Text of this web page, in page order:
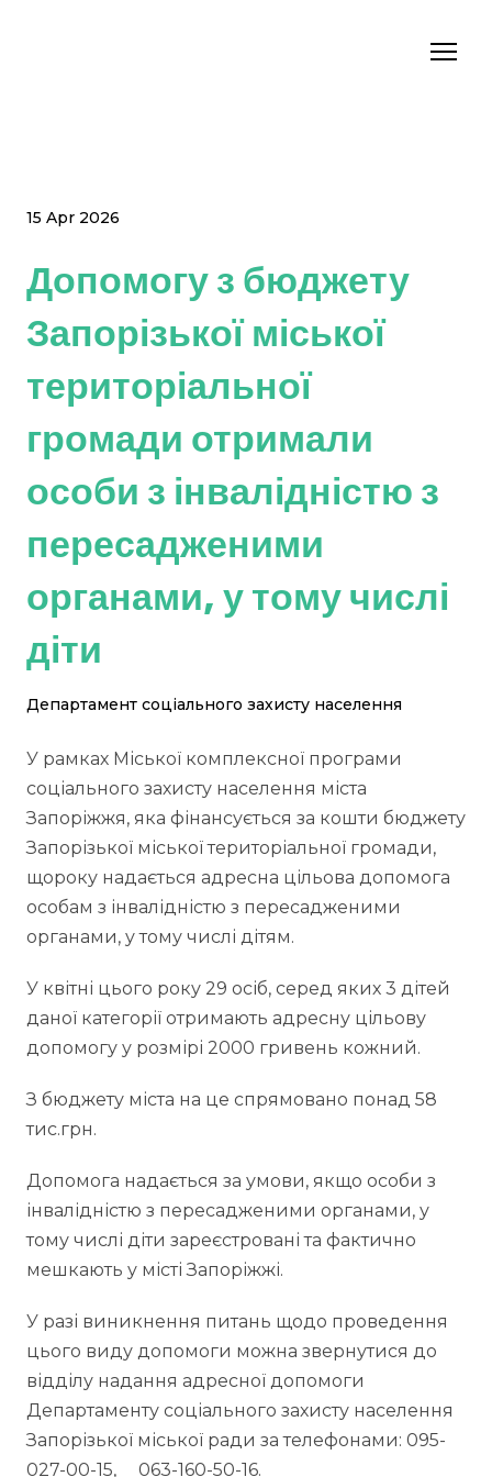
15 Apr 2026
Допомогу з бюджету
Запорізької міської
територіальної
громади отримали
особи з інвалідністю з
пересадженими
органами, у тому числі
діти
Департамент соціального захисту населення
У рамках Міської комплексної програми
соціального захисту населення міста
Запоріжжя, яка фінансується за кошти бюджету
Запорізької міської територіальної громади,
щороку надається адресна цільова допомога
особам з інвалідністю з пересадженими
органами, у тому числі дітям.
У квітні цього року 29 осіб, серед яких 3 дітей
даної категорії отримають адресну цільову
допомогу у розмірі 2000 гривень кожний.
З бюджету міста на це спрямовано понад 58
тис.грн.
Допомога надається за умови, якщо особи з
інвалідністю з пересадженими органами, у
тому числі діти зареєстровані та фактично
мешкають у місті Запоріжжі.
У разі виникнення питань щодо проведення
цього виду допомоги можна звернутися до
відділу надання адресної допомоги
Департаменту соціального захисту населення
Запорізької міської ради за телефонами: 095-
027-00-15, 063-160-50-16.